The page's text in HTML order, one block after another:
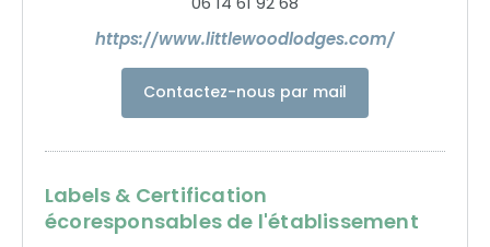
https://www.littlewoodlodges.com/
Contactez-nous par mail
Labels & Certification
écoresponsables de l'établissement